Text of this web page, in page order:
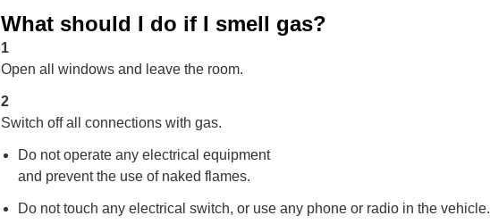
What should I do if I smell gas?
1
Open all windows and leave the room.
2
Switch off all connections with gas.
Do not operate any electrical equipment
and prevent the use of naked flames.
Do not touch any electrical switch, or use any phone or radio in the vehicle.